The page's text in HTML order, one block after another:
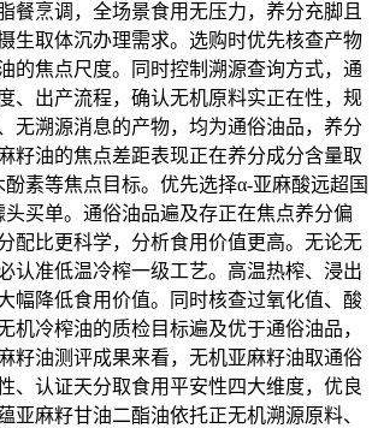
餐烹调，全场景食用无压力，养分充脚且
生取体沉办理需求。选购时优先核查产物
的焦点尺度。同时控制溯源查询方式，通
、出产流程，确认无机原料实正在性，规
无溯源消息的产物，均为通俗油品，养分
籽油的焦点差距表现正在养分成分含量取
素等焦点目标。优先选择α-亚麻酸远超国
买单。通俗油品遍及存正在焦点养分偏
配比更科学，分析食用价值更高。无论无
认准低温冷榨一级工艺。高温热榨、浸出
幅降低食用价值。同时核查过氧化值、酸
冷榨油的质检目标遍及优于通俗油品，
籽油测评成果来看，无机亚麻籽油取通俗
、认证天分取食用平安性四大维度，优良
麻籽甘油二酯油依托正无机溯源原料、